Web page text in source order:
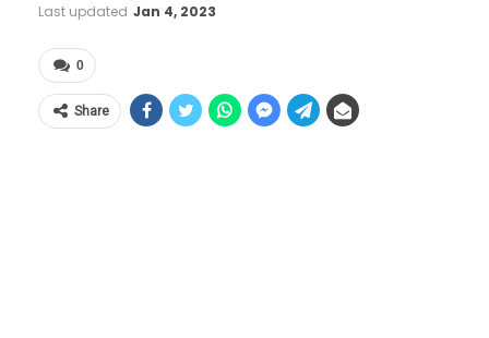
Last updated Jan 4, 2023
0
Share